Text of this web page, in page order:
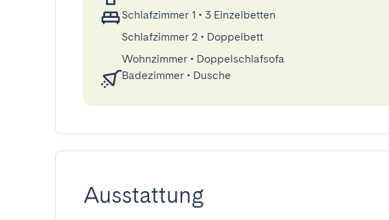
Schlafzimmer 1 • 3 Einzelbetten
Schlafzimmer 2 • Doppelbett
Wohnzimmer • Doppelschlafsofa
Badezimmer • Dusche
Ausstattung